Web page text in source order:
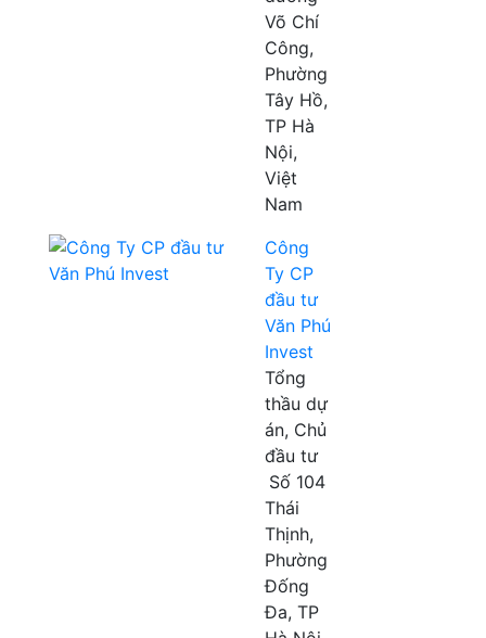
Võ Chí
Công,
Phường
Tây Hồ,
TP Hà
Nội,
Việt
Nam
Công
Ty CP
đầu tư
Văn Phú
Invest
Tổng
thầu dự
án, Chủ
đầu tư
Số 104
Thái
Thịnh,
Phường
Đống
Đa, TP